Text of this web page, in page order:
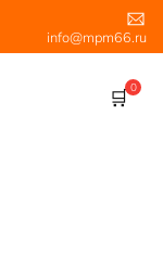
info@mpm66.ru
0